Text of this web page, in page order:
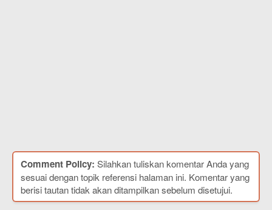
Comment Policy: Silahkan tuliskan komentar Anda yang
sesuai dengan topik referensi halaman ini. Komentar yang
berisi tautan tidak akan ditampilkan sebelum disetujui.